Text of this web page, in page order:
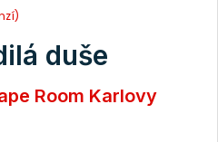
duše
Room Karlovy